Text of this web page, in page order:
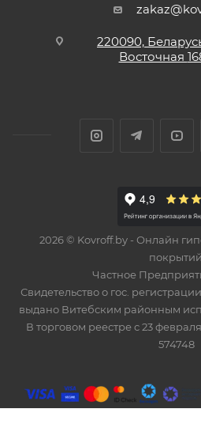
220090,
Восточная
2026 © Kovroff.by - Онлайн
покрытий.
Частное
Свидетельство о гос. регистрации
выдано Витебским районным
В торговом реестре с 23
574748